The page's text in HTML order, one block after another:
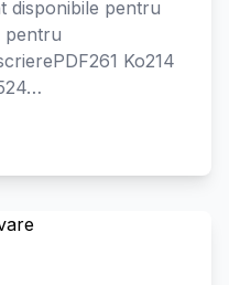
disponibile pentru
pentru
Ko214